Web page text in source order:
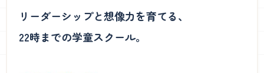
リーダーシップと想像力を育てる、
22時までの学童スクール。